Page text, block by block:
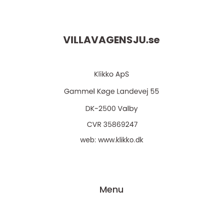
VILLAVAGENSJU.se
web: www.klikko.dk
Menu